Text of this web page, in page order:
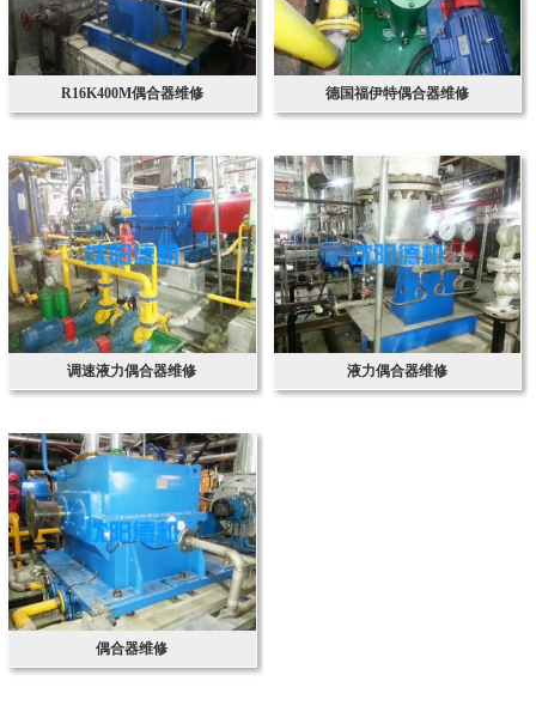
R16K400M偶合器维修 德国福伊特偶合器维修
调速液力偶合器维修 液力偶合器维修
偶合器维修